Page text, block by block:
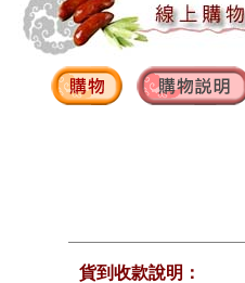
貨到收款說明：